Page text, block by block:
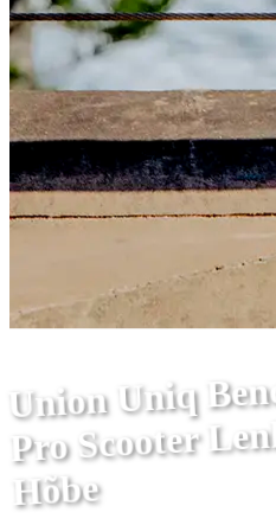
Union Uniq
Pro Scooter
Hõbe